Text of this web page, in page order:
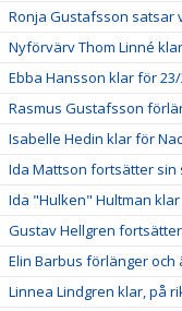
Ronja Gustafsson satsar
Nyförvärv Thom Linné
Ebba Hansson klar för 23/
Rasmus Gustafsson
Isabelle Hedin klar för
Ida Mattson fortsätter sin
Ida "Hulken" Hultman
Gustav Hellgren
Elin Barbus förlänger och
Linnea Lindgren klar, på